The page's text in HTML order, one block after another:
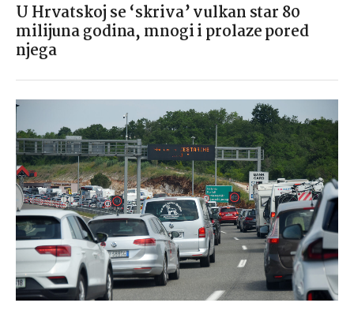
U Hrvatskoj se ‘skriva’ vulkan star 80
milijuna godina, mnogi i prolaze pored
njega